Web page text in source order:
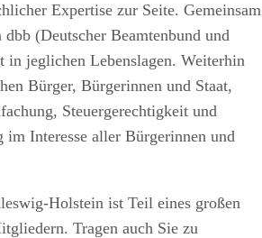
Expertise zur Seite. Gemeinsam
(Deutscher Beamtenbund und
jeglichen Lebenslagen. Weiterhin
Bürger, Bürgerinnen und Staat,
Steuergerechtigkeit und
im Interesse aller Bürgerinnen und
Holstein ist Teil eines großen
Tragen auch Sie zu